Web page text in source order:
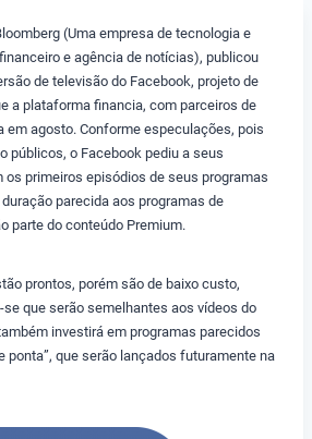
(Uma empresa de tecnologia e
e agência de notícias), publicou
de televisão do Facebook, projeto de
a plataforma financia, com parceiros de
em agosto. Conforme especulações, pois
públicos, o Facebook pediu a seus
os primeiros episódios de seus programas
parecida aos programas de
parte do conteúdo Premium.
prontos, porém são de baixo custo,
que serão semelhantes aos vídeos do
investirá em programas parecidos
ponta”, que serão lançados futuramente na